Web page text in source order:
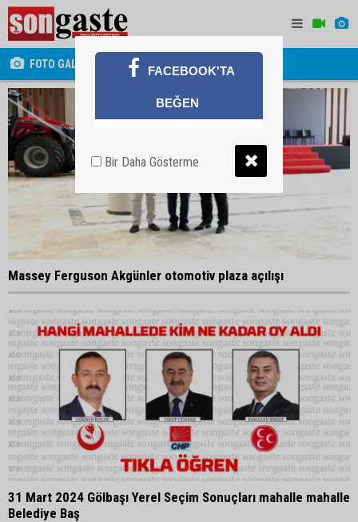
FOTO GALERİ
Massey Ferguson Akgünler otomotiv plaza açılışı
31 Mart 2024 Gölbaşı Yerel Seçim Sonuçları mahalle mahalle
Belediye Baş
FACEBOOK'TA
BEĞEN
Bir Daha Gösterme